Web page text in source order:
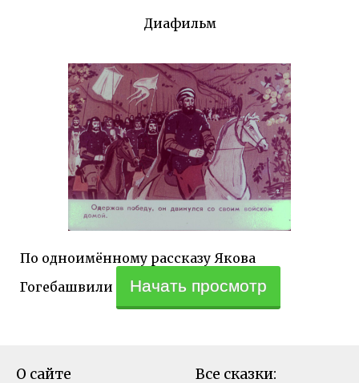
Диафильм
По одноимённому рассказу Якова
Гогебашвили
Начать просмотр
О сайте Все сказки: